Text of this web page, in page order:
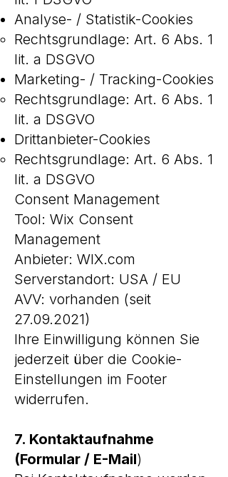
Analyse- / Statistik-Cookies
Rechtsgrundlage: Art. 6 Abs. 1
lit. a DSGVO
Marketing- / Tracking-Cookies
Rechtsgrundlage: Art. 6 Abs. 1
lit. a DSGVO
Drittanbieter-Cookies
Rechtsgrundlage: Art. 6 Abs. 1
lit. a DSGVO
Consent Management
Tool: Wix Consent
Management
Anbieter: WIX.com
Serverstandort: USA / EU
AVV: vorhanden (seit
27.09.2021)
Ihre Einwilligung können Sie
jederzeit über die Cookie-
Einstellungen im Footer
widerrufen.
7. Kontaktaufnahme
(Formular / E-Mail)